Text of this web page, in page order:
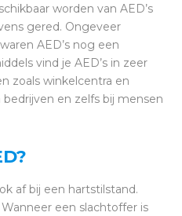
worden van AED’s
gered. Ongeveer
AED’s nog een
vind je AED’s in zeer
zoals winkelcentra en
en zelfs bij mensen
af bij een hartstilstand.
een slachtoffer is